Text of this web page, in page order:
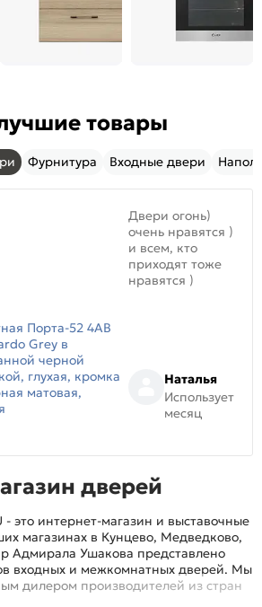
товары
Фурнитура Входные двери
Порта-52 4AB
Grey в
черной
глухая, кромка
матовая,
Двери огонь)
очень нравятся )
и всем, кто
приходят тоже
нравятся )
Наталья
Использует
месяц
дверей
это интернет-магазин и выставочные
магазинах в Кунцево, Медведково,
Адмирала Ушакова представлено
входных и межкомнатных дверей. Мы
дилером производителей из стран